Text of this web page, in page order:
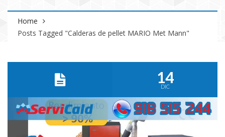
Home
Posts Tagged "Calderas de pellet MARIO Met Mann"
14
DIC